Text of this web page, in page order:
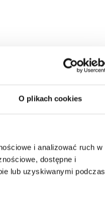
O plikach cookies
i analizować ruch w
dostępne i
lub uzyskiwanymi podczas